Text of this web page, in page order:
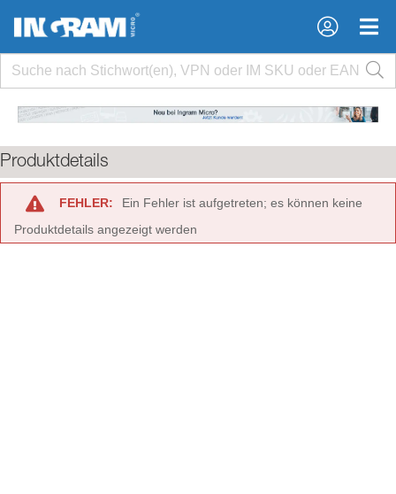
×
×
Produktdetails
FEHLER:
Ein Fehler ist aufgetreten; es können keine
Produktdetails angezeigt werden